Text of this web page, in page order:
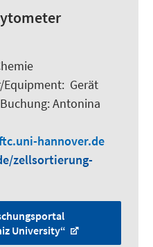
Equipment: Gerät
Antonina
hannover.de
zellsortierung-
University“